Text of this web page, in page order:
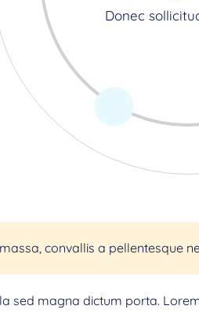
Donec
convallis a pellentesque
sed magna dictum porta.